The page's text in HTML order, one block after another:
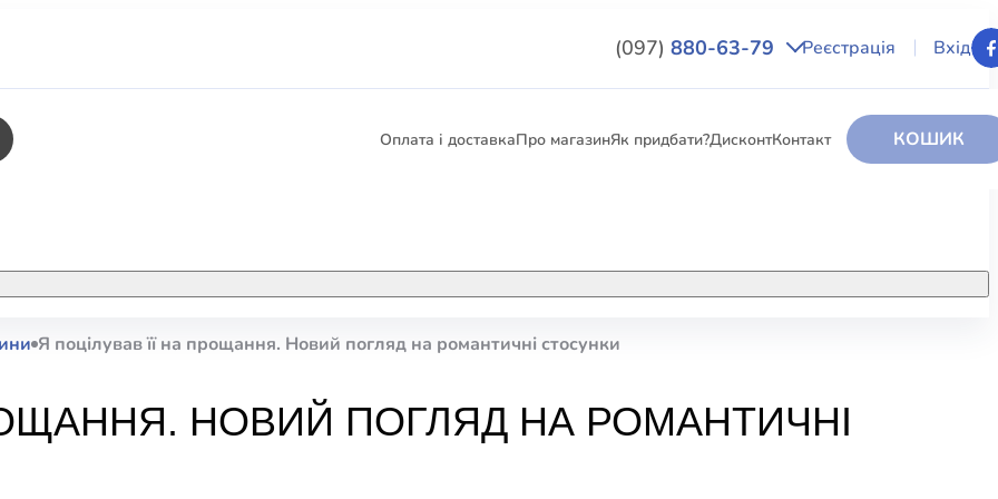
(097) 880-63-79 Реєстрація Вхід
Оплата і доставкаПро магазинЯк придбати?ДисконтКонтакт КОШИК
ЕЛЕКТРОННІ КНИГИ
СУПУТНІ ТОВАРИ
КНИГА В КОМПЛЕКТІ
Я поцілував її на прощання. Новий погляд на романтичні стосунки
НОВИЙ ПОГЛЯД НА РОМАНТИЧНІ